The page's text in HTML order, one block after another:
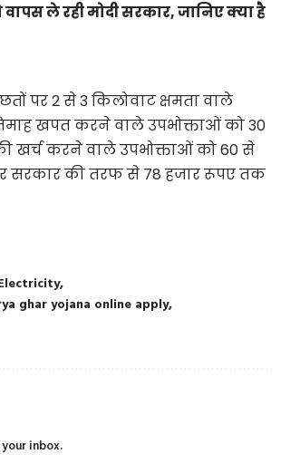
ले रही मोदी सरकार, जानिए क्या है
पर 2 से 3 किलोवाट क्षमता वाले
खपत करने वाले उपभोक्ताओं को 30
खर्च करने वाले उपभोक्ताओं को 60 से
सरकार की तरफ से 78 हजार रूपए तक
ghar yojana online apply
inbox.